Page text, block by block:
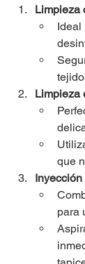
Limpieza
Limpieza
que
para